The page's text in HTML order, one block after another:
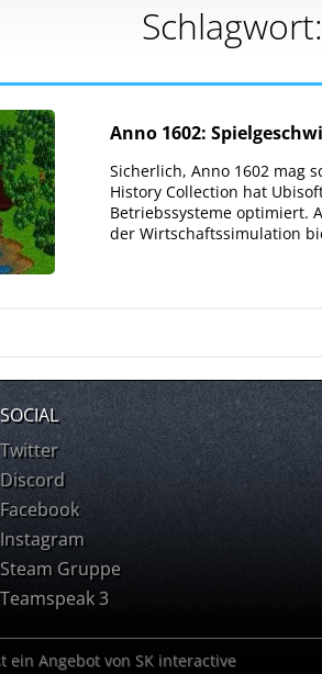
Schlagwort:
Anno 1602:
Sicherlich, Anno 1602 mag
History Collection hat
Betriebssysteme optimiert.
der Wirtschaftssimulation
SOCIAL
Twitter
Discord
Facebook
Instagram
Steam Gruppe
Teamspeak 3
ein Angebot von SK interactive